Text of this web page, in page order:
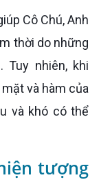
thời do những
Tuy nhiên, khi
và hàm của
và khó có thể
tượng